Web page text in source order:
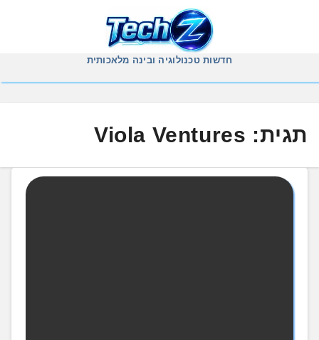
חדשות טכנולוגיה ובינה מלאכותית
תגית: Viola Ventures